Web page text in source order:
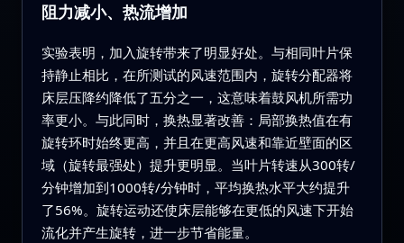
阻力减小、热流增加
实验表明，加入旋转带来了明显好处。与相同叶片保
持静止相比，在所测试的风速范围内，旋转分配器将
床层压降约降低了五分之一，这意味着鼓风机所需功
率更小。与此同时，换热显著改善：局部换热值在有
旋转环时始终更高，并且在更高风速和靠近壁面的区
域（旋转最强处）提升更明显。当叶片转速从300转/
分钟增加到1000转/分钟时，平均换热水平大约提升
了56%。旋转运动还使床层能够在更低的风速下开始
流化并产生旋转，进一步节省能量。